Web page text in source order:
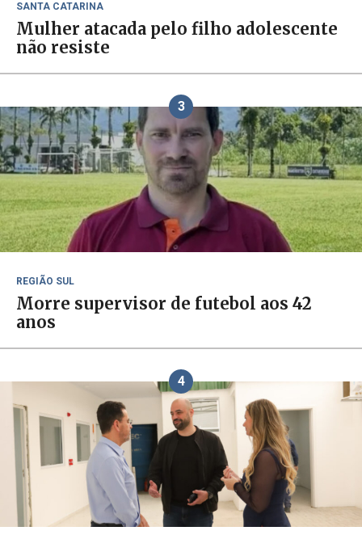
SANTA CATARINA
Mulher atacada pelo filho adolescente
não resiste
3
REGIÃO SUL
Morre supervisor de futebol aos 42
anos
4